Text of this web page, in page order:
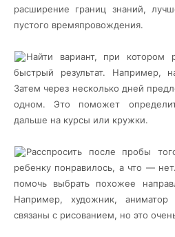
расширение границ знаний,
пустого времяпровождения.
Найти вариант, при котором
быстрый результат. Например,
Затем через несколько дней
одном. Это поможет
дальше на курсы или кружки.
Расспросить после пробы
ребенку понравилось, а что —
помочь выбрать похожее
Например, художник, аниматор
связаны с рисованием, но это